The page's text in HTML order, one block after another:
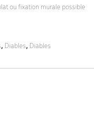
ou fixation murale possible
, Diables, Diables